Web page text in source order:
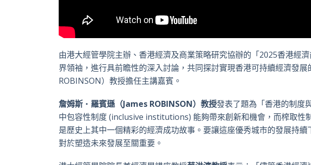
由港大經管學院主辦、香港經濟及商業策略研究協辦的「2025香港經
界領袖，進行具前瞻性的深入討論，共同探討實現香港可持續經濟發
ROBINSON）教授擔任主講嘉賓。
詹姆斯 ‧ 羅賓遜（James ROBINSON）教授發表了題為「香港的制度
中包容性制度 (inclusive institutions) 能夠帶來創新和機會，而榨取
是歷史上其中一個精彩的經濟成功故事。要讓這座優秀城市的發展持
對於塑造未來發展至關重要。